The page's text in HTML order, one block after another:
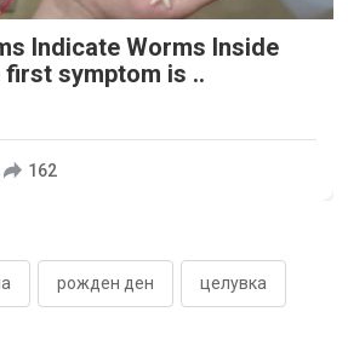
Indicate Worms Inside
first symptom is ..
162
рожден ден целувка